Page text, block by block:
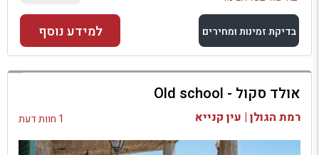
בדיקת זמינות ומחירים
למתחם זה
בדיקת זמינות ומחירים
למידע נוסף
אולד סקול - Old school
רמת הגולן | עין קנייא 1 חוות דעת